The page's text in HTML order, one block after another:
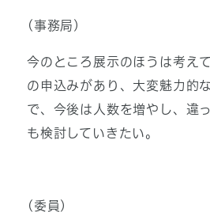
(事務局)
今のところ展示のほうは考え
の申込みがあり、大変魅力的
で、今後は人数を増やし、違
も検討していきたい。
(委員)